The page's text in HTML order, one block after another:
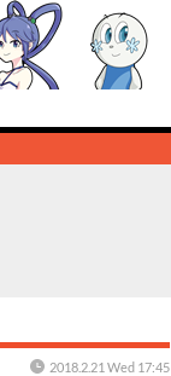
2018.2.21 Wed 17:45